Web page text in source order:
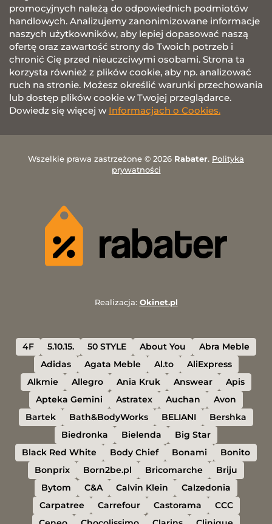
promocyjnych należą do odpowiednich podmiotów
handlowych. Analizujemy zanonimizowane informacje
naszych użytkowników, aby lepiej dopasować naszą
ofertę oraz zawartość strony do Twoich potrzeb i
chronić Cię przed nieuczciwymi osobami. Strona ta
korzysta również z plików cookie, aby np. analizować
ruch na stronie. Możesz określić warunki przechowania
lub dostęp plików cookie w Twojej przeglądarce.
Dowiedz się więcej w Informacjach o Cookies.
Wszelkie prawa zastrzeżone © 2026 Rabater. Polityka
prywatności
Realizacja: Okinet.pl
4F 5.10.15. 50 STYLE About You
Abra Meble
Adidas
Agata Meble Al.to
AliExpress
Alkmie
Allegro Ania Kruk Answear
Apis
Apteka Gemini
Astratex Auchan
Avon
Bartek
Bath&BodyWorks BELIANI
Bershka
Biedronka
Bielenda
Big Star
Black Red White
Body Chief Bonami
Bonito
Bonprix
Born2be.pl Bricomarche
Briju
Bytom
C&A Calvin Klein
Calzedonia
Carpatree
Carrefour Castorama
CCC